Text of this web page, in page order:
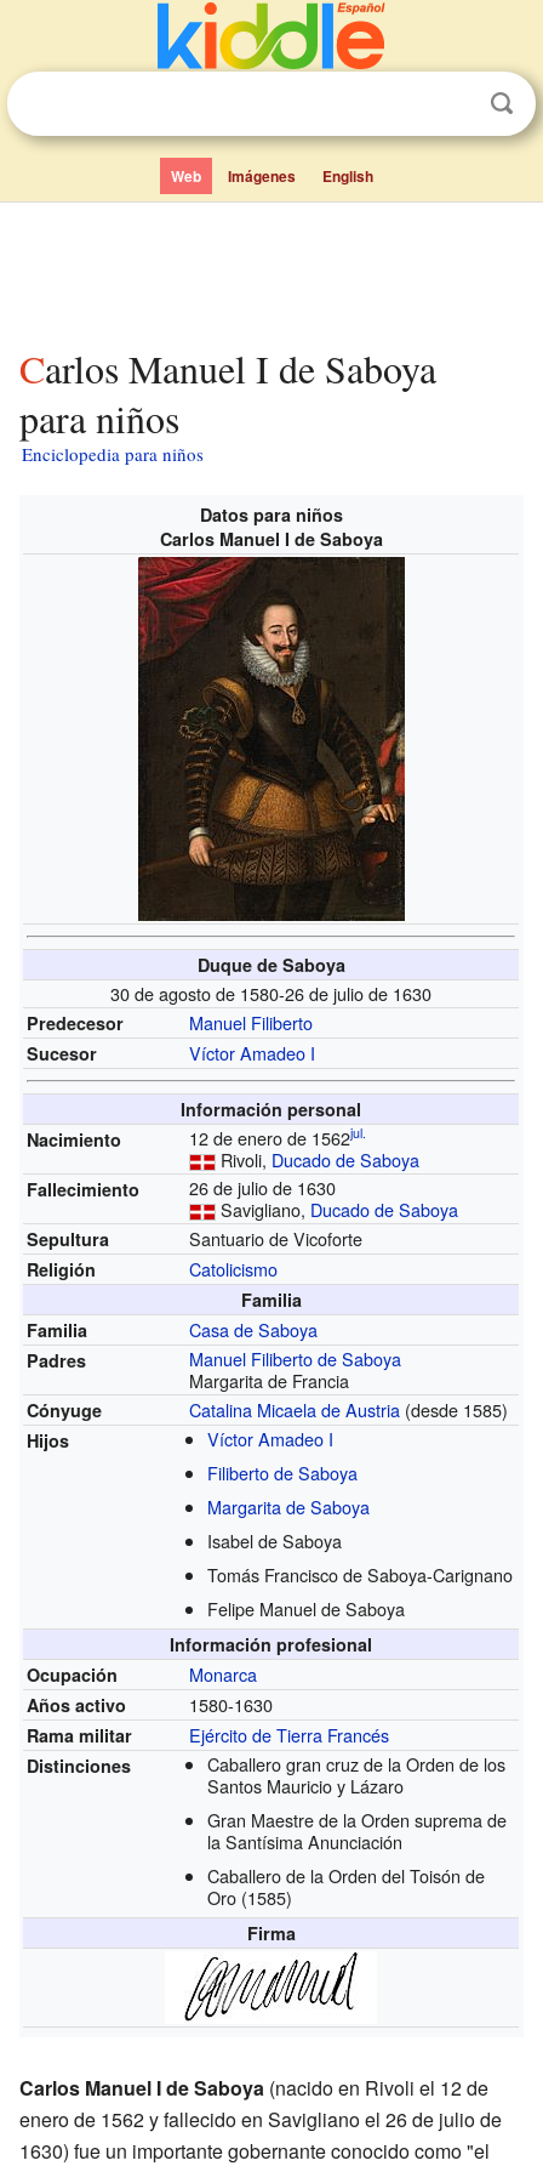
Web Imágenes English
Carlos Manuel I de Saboya
para niños
Enciclopedia para niños
Datos para niños
Carlos Manuel I de Saboya
Duque de Saboya
30 de agosto de 1580-26 de julio de 1630
Predecesor Manuel Filiberto
Sucesor Víctor Amadeo I
Información personal
Nacimiento
12 de enero de 1562jul.
Rivoli, Ducado de Saboya
Fallecimiento
26 de julio de 1630
Savigliano, Ducado de Saboya
Sepultura Santuario de Vicoforte
Religión Catolicismo
Familia
Familia
Casa de Saboya
Padres
Manuel Filiberto de Saboya
Margarita de Francia
Cónyuge Catalina Micaela de Austria (desde 1585)
Hijos
Víctor Amadeo I
Filiberto de Saboya
Margarita de Saboya
Isabel de Saboya
Tomás Francisco de Saboya-Carignano
Felipe Manuel de Saboya
Información profesional
Ocupación
Monarca
Años activo 1580-1630
Rama militar Ejército de Tierra Francés
Distinciones
Caballero gran cruz de la Orden de los
Santos Mauricio y Lázaro
Gran Maestre de la Orden suprema de
la Santísima Anunciación
Caballero de la Orden del Toisón de
Oro (1585)
Firma
Carlos Manuel I de Saboya (nacido en Rivoli el 12 de
enero de 1562 y fallecido en Savigliano el 26 de julio de
1630) fue un importante gobernante conocido como "el